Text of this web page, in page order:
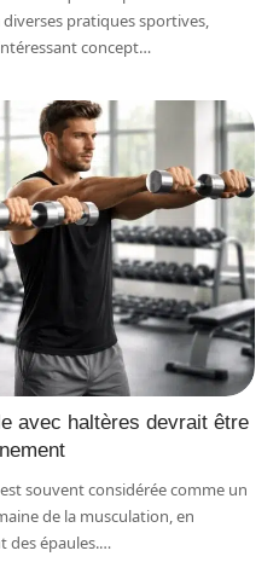
pratiques sportives,
concept…
avec haltères devrait être
souvent considérée comme un
de la musculation, en
des épaules.…